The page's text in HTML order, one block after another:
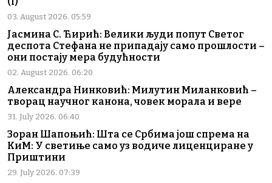
03. August 2026. 05:59
Јасмина С. Ћирић: Велики људи попут Светог
деспота Стефана не припадају само прошлости –
они постају мера будућности
02. August 2026. 06:20
Александра Нинковић: Милутин Миланковић –
творац научног канона, човек морала и вере
31. July 2026. 06:40
Зоран Шапоњић: Шта се Србима још спрема на
КиМ: У светиње само уз водиче лиценциране у
Приштини
29. July 2026. 07:39